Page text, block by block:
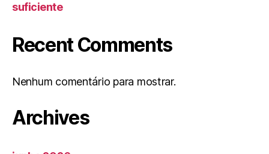
suficiente
Recent Comments
Nenhum comentário para mostrar.
Archives